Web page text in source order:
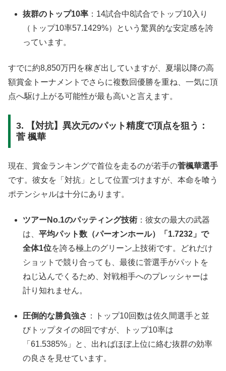
抜群のトップ10率 ：14試合中8試合でトップ10入り
（トップ10率57.1429%）という驚異的な安定感を誇
っています。
すでに約8,850万円を稼ぎ出していますが、夏場以降の高
額賞金トーナメントでさらに複数回優勝を重ね、一気に頂
点へ駆け上がる可能性が最も高いと言えます。
3. 【対抗】異次元のパット精度で頂点を狙う：
菅 楓華
現在、賞金ランキングで首位を走るのが若手の菅楓華選手
です。彼女を「対抗」として位置づけますが、本命を喰う
ポテンシャルは十分にあります。
ツアーNo.1のパッティング技術 ：彼女の最大の武器
は、平均パット数（パーオンホール）「1.7232」で
全体1位を誇る極上のグリーン上技術です。どれだけ
ショットで競り合っても、最後に菅選手がパットを
ねじ込んでくるため、対戦相手へのプレッシャーは
計り知れません。
圧倒的な勝負強さ ：トップ10回数は佐久間選手と並
びトップタイの8回ですが、トップ10率は
「61.5385%」と、出ればほぼ上位に絡む抜群の効率
の良さを見せています。